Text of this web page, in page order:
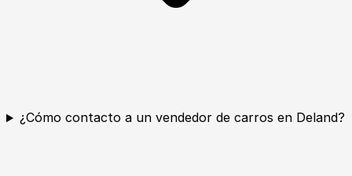
¿Cómo contacto a un vendedor de carros en Deland?